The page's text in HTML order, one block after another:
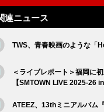
連ニュース
TWS、青春映画のような「
＜ライブレポート＞福岡に
【SMTOWN LIVE 2025-26
ATEEZ、13thミニアルバム